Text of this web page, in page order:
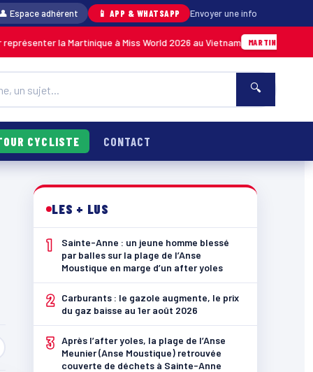
Espace adhérent 📱 APP & WHATSAPP Envoyer une info
la Martinique à Miss World 2026 au Vietnam MARTINIQUE 05/08 ·
🔍
CYCLISTE CONTACT
LES + LUS
1
Sainte-Anne : un jeune homme blessé
par balles sur la plage de l’Anse
Moustique en marge d’un after yoles
2
Carburants : le gazole augmente, le prix
du gaz baisse au 1er août 2026
3 Après l’after yoles, la plage de l’Anse
Meunier (Anse Moustique) retrouvée
couverte de déchets à Sainte-Anne